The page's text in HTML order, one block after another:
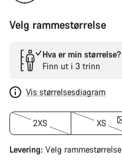
Velg rammestørrelse
Hva er min størrelse?
Finn ut i 3 trinn
Vis størrelsesdiagram
2XS XS
Levering: Velg rammestørrelse